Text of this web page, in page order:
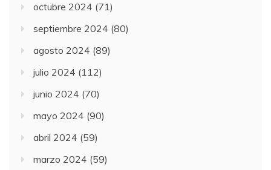
octubre 2024 (71)
septiembre 2024 (80)
agosto 2024 (89)
julio 2024 (112)
junio 2024 (70)
mayo 2024 (90)
abril 2024 (59)
marzo 2024 (59)